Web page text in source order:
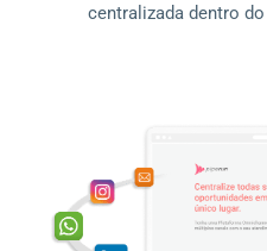
centralizada dentro do